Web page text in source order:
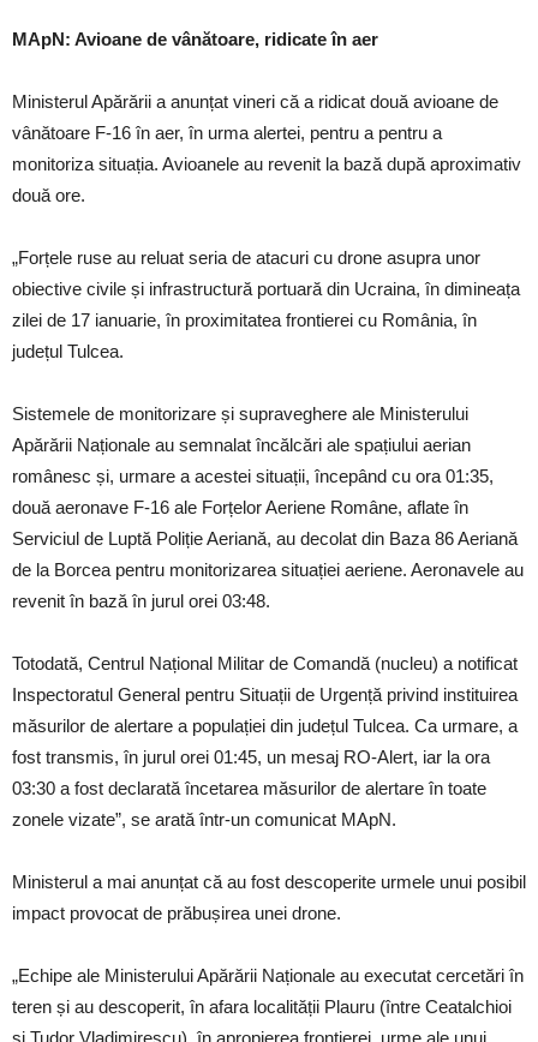
MApN: Avioane de vânătoare, ridicate în aer
Ministerul Apărării a anunțat vineri că a ridicat două avioane de
vânătoare F-16 în aer, în urma alertei, pentru a pentru a
monitoriza situația. Avioanele au revenit la bază după aproximativ
două ore.
„Forțele ruse au reluat seria de atacuri cu drone asupra unor
obiective civile și infrastructură portuară din Ucraina, în dimineața
zilei de 17 ianuarie, în proximitatea frontierei cu România, în
județul Tulcea.
Sistemele de monitorizare și supraveghere ale Ministerului
Apărării Naționale au semnalat încălcări ale spațiului aerian
românesc și, urmare a acestei situații, începând cu ora 01:35,
două aeronave F-16 ale Forțelor Aeriene Române, aflate în
Serviciul de Luptă Poliție Aeriană, au decolat din Baza 86 Aeriană
de la Borcea pentru monitorizarea situației aeriene. Aeronavele au
revenit în bază în jurul orei 03:48.
Totodată, Centrul Național Militar de Comandă (nucleu) a notificat
Inspectoratul General pentru Situații de Urgență privind instituirea
măsurilor de alertare a populației din județul Tulcea. Ca urmare, a
fost transmis, în jurul orei 01:45, un mesaj RO-Alert, iar la ora
03:30 a fost declarată încetarea măsurilor de alertare în toate
zonele vizate”, se arată într-un comunicat MApN.
Ministerul a mai anunțat că au fost descoperite urmele unui posibil
impact provocat de prăbușirea unei drone.
„Echipe ale Ministerului Apărării Naționale au executat cercetări în
teren și au descoperit, în afara localității Plauru (între Ceatalchioi
și Tudor Vladimirescu), în apropierea frontierei, urme ale unui